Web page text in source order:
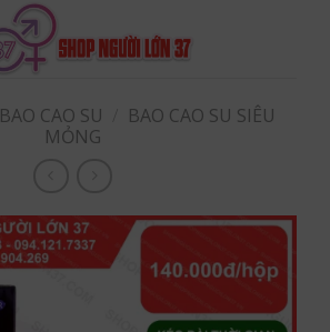
BAO CAO SU
BAO CAO SU SIÊU
MỎNG